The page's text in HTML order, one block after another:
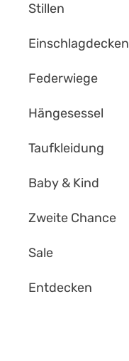
Stillen
Einschlagdecken
Federwiege
Hängesessel
Taufkleidung
Baby & Kind
Zweite Chance
Sale
Entdecken